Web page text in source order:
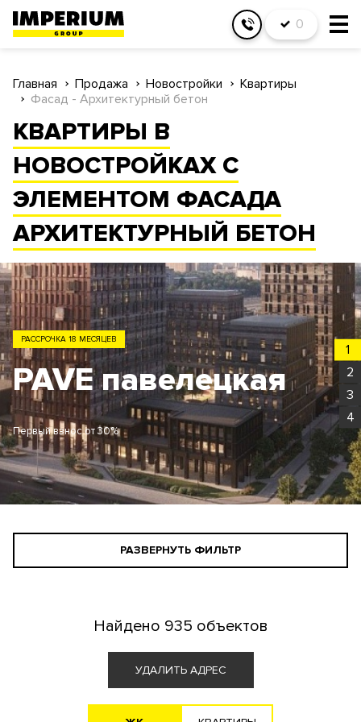
0
Главная Продажа Новостройки
Квартиры
Фасад - Архитектурный бетон
КВАРТИРЫ В
НОВОСТРОЙКАХ С
ЭЛЕМЕНТОМ ФАСАДА
АРХИТЕКТУРНЫЙ БЕТОН
1
2
3
4
ЗАО
Родина Парк
Первый взнос от 30%
РАЗВЕРНУТЬ ФИЛЬТР
Найдено 935 объектов
УДАЛИТЬ АДРЕС